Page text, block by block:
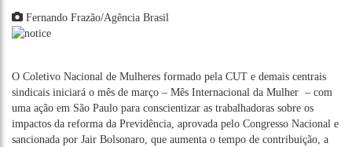
Fernando Frazão/Agência Brasil
O Coletivo Nacional de Mulheres formado pela CUT e demais centrais
sindicais iniciará o mês de março – Mês Internacional da Mulher – com
uma ação em São Paulo para conscientizar as trabalhadoras sobre os
impactos da reforma da Previdência, aprovada pelo Congresso Nacional e
sancionada por Jair Bolsonaro, que aumenta o tempo de contribuição, a